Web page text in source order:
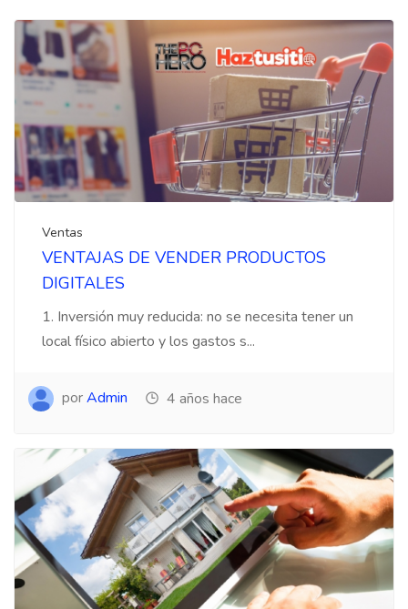
Ventas
VENTAJAS DE VENDER PRODUCTOS
DIGITALES
1. Inversión muy reducida: no se necesita tener un
local físico abierto y los gastos s...
porAdmin 4 años hace